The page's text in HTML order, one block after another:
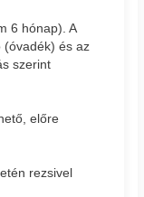
6 hónap). A
(óvadék) és az
szerint
előre
rezsivel